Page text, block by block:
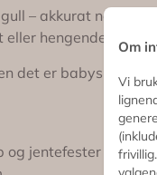
– akkurat nok til
hengende i
det er babyshower,
og jentefester
Om
Vi